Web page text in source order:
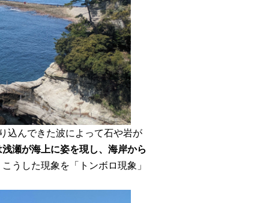
込んできた波によって石や岩が
瀬が海上に姿を現し、海岸から
こうした現象を「トンボロ現象」